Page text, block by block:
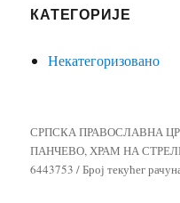
КАТЕГОРИЈЕ
Некатегоризовано
СРПСКА ПРАВОСЛАВНА
ПАНЧЕВО, ХРАМ НА
6443753 / Број текућег